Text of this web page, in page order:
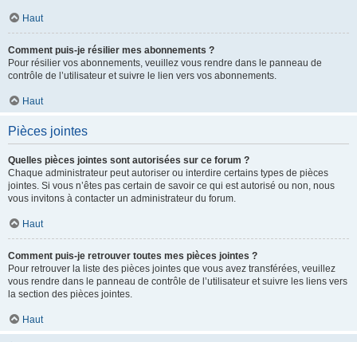
Haut
Comment puis-je résilier mes abonnements ?
Pour résilier vos abonnements, veuillez vous rendre dans le panneau de
contrôle de l’utilisateur et suivre le lien vers vos abonnements.
Haut
Pièces jointes
Quelles pièces jointes sont autorisées sur ce forum ?
Chaque administrateur peut autoriser ou interdire certains types de pièces
jointes. Si vous n’êtes pas certain de savoir ce qui est autorisé ou non, nous
vous invitons à contacter un administrateur du forum.
Haut
Comment puis-je retrouver toutes mes pièces jointes ?
Pour retrouver la liste des pièces jointes que vous avez transférées, veuillez
vous rendre dans le panneau de contrôle de l’utilisateur et suivre les liens vers
la section des pièces jointes.
Haut